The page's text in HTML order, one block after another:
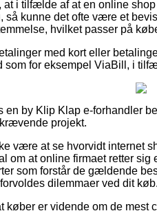
i tilfælde af at en online
så kunne det ofte være et
hvilket passer på
med kort eller
som for eksempel ViaBill, i
en by Klip Klap e-forhandler
projekt.
være at se hvorvidt internet
om at online firmaet retter sig
som forstår de gældende
dilemmaer ved dit køb.
køber er vidende om de